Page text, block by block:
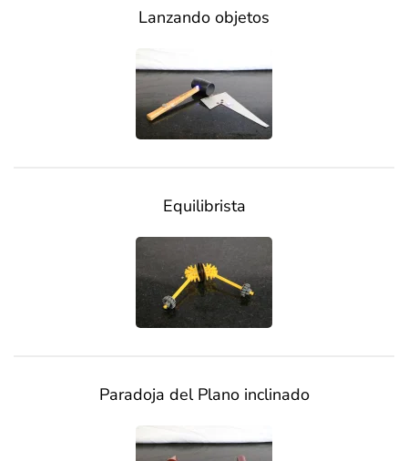
Lanzando objetos
Equilibrista
Paradoja del Plano inclinado